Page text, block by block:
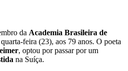
da Academia Brasileira de
feira (23), aos 79 anos. O poeta
, optou por passar por um
na Suíça.